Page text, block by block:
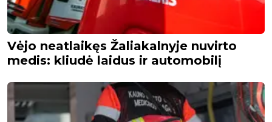
Vėjo neatlaikęs Žaliakalnyje nuvirto
medis: kliudė laidus ir automobilį